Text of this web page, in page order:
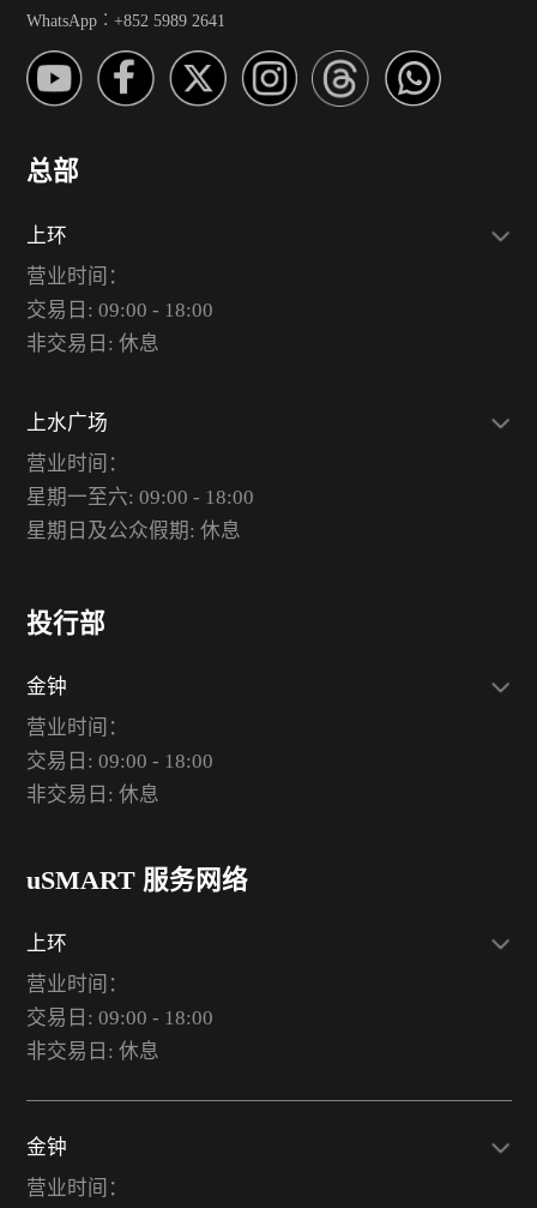
WhatsApp︰+852 5989 2641
总部
上环
营业时间：
交易日: 09:00 - 18:00
非交易日: 休息
上水广场
营业时间：
星期一至六: 09:00 - 18:00
星期日及公众假期: 休息
投行部
金钟
营业时间：
交易日: 09:00 - 18:00
非交易日: 休息
uSMART 服务网络
上环
营业时间：
交易日: 09:00 - 18:00
非交易日: 休息
金钟
营业时间：